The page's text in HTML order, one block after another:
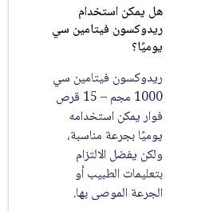
هل يمكن استخدام
ريدوكسون فيتامين سي
ريدوكسون فيتامين سي
1000 مجم – 15 قرص
فوار يمكن استخدامه
يوميًا بجرعة مناسبة،
ولكن يفضل الالتزام
بتعليمات الطبيب أو
الجرعة الموصى بها.